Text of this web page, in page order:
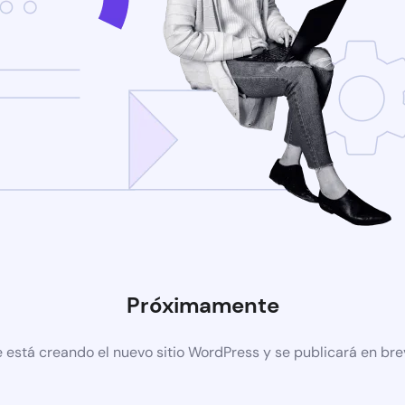
Próximamente
está creando el nuevo sitio WordPress y se publicará en